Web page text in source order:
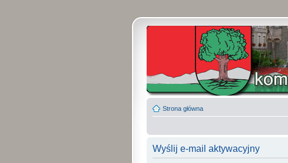
Strona główna
Wyślij e-mail aktywacyjny